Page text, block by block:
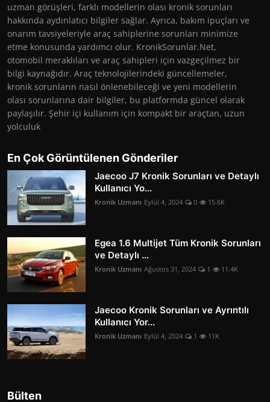
uzman görüşleri, farklı modellerin olası kronik sorunları
hakkında aydınlatıcı bilgiler sağlar. Ayrıca, bakım ipuçları ve
onarım tavsiyeleriyle araç sahiplerine sorunları minimize
etme konusunda yardımcı olur. KronikSorunlar.Net,
otomobil meraklıları ve araç sahipleri için vazgeçilmez bir
bilgi kaynağıdır. Araç teknolojilerindeki güncellemeler,
kronik sorunların nasıl önlenebileceği ve yeni modellerin
olası sorunlarına dair bilgiler, bu platformda güncel olarak
paylaşılır. Şehir içi kullanım için kompakt bir araçtan, uzun
yolculuk
En Çok Görüntülenen Gönderiler
Jaecoo J7 Kronik Sorunları ve Detaylı
Kullanıcı Yo...
Kronik Uzmanı Eylül 4, 2024 0 15.6K
Egea 1.6 Multijet Tüm Kronik Sorunları
ve Detaylı ...
Kronik Uzmanı Ağustos 31, 2024 1 11.4K
Jaecoo Kronik Sorunları ve Ayrıntılı
Kullanıcı Yor...
Kronik Uzmanı Eylül 4, 2024 1 11K
Bülten